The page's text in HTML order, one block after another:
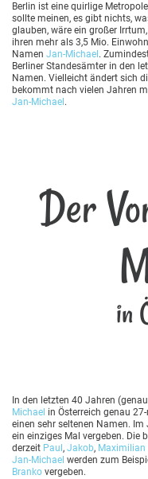
Berlin ist eine quirlige
sollte meinen, es gibt nichts,
glauben, wäre ein großer
ihren mehr als 3,5 Mio.
Namen Jan-Michael .
Berliner Standesämter in den
Namen. Vielleicht ändert sich
bekommt nach vielen Jahren
Jan-Michael .
Der
in
In den letzten 40 Jahren
Michael in Österreich genau
einen sehr seltenen Namen.
ein einziges Mal vergeben. Die
derzeit Paul , Jakob, Maximilian
Jan-Michael werden zum
Branko vergeben.